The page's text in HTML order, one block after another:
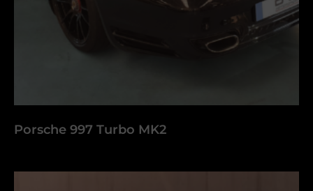
Porsche 997 Turbo MK2